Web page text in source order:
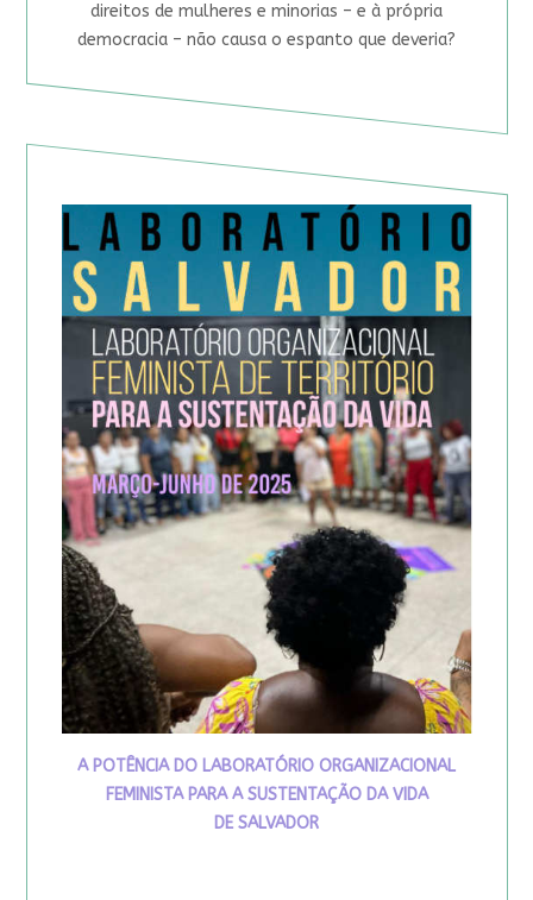
direitos de mulheres e minorias – e à própria
democracia – não causa o espanto que deveria?
A POTÊNCIA DO LABORATÓRIO ORGANIZACIONAL
FEMINISTA PARA A SUSTENTAÇÃO DA VIDA
DE SALVADOR